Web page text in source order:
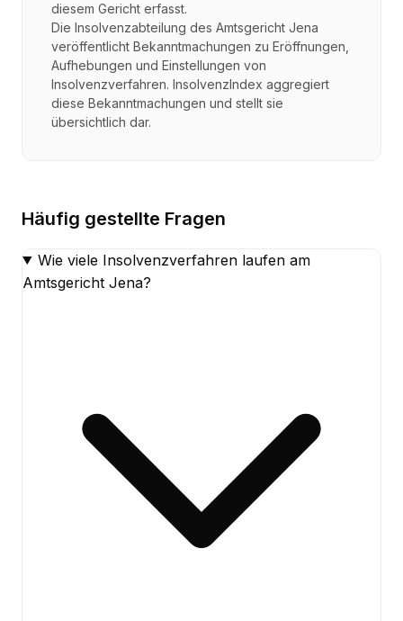
diesem Gericht erfasst.
Die Insolvenzabteilung des Amtsgericht Jena
veröffentlicht Bekanntmachungen zu Eröffnungen,
Aufhebungen und Einstellungen von
Insolvenzverfahren. InsolvenzIndex aggregiert
diese Bekanntmachungen und stellt sie
übersichtlich dar.
Häufig gestellte Fragen
Wie viele Insolvenzverfahren laufen am
Amtsgericht Jena?